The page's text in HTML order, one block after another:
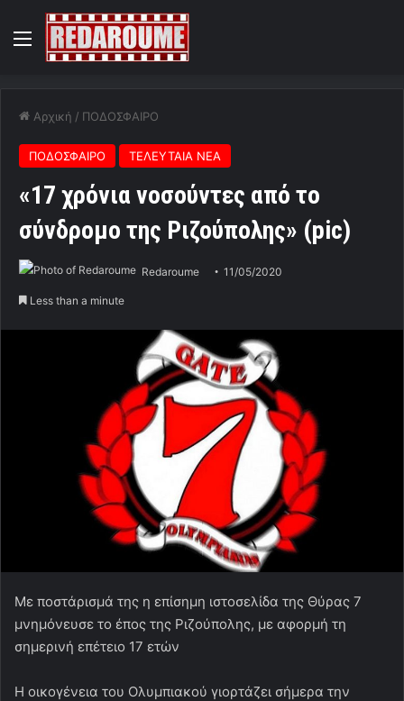
Menu
Αρχική / ΠΟΔΟΣΦΑΙΡΟ
ΠΟΔΟΣΦΑΙΡΟ ΤΕΛΕΥΤΑΙΑ ΝΕΑ
«17 χρόνια νοσούντες από το
σύνδρομο της Ριζούπολης» (pic)
Redaroume 11/05/2020
Less than a minute
Με ποστάρισμά της η επίσημη ιστοσελίδα της Θύρας 7
μνημόνευσε το έπος της Ριζούπολης, με αφορμή τη
σημερινή επέτειο 17 ετών
Η οικογένεια του Ολυμπιακού γιορτάζει σήμερα την